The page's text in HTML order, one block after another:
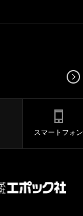
スマートフォン